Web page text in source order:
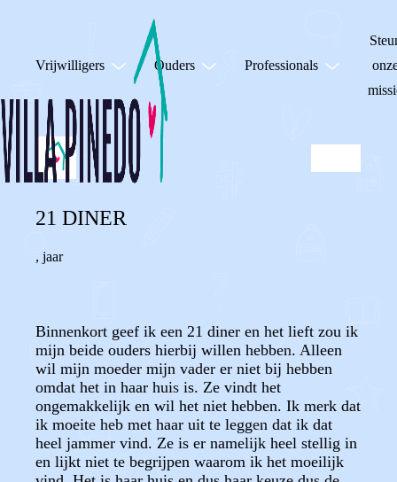
Vrijwilligers Ouders Professionals
21 DINER
, jaar
Binnenkort geef ik een 21 diner en het lieft zou ik
mijn beide ouders hierbij willen hebben. Alleen
wil mijn moeder mijn vader er niet bij hebben
omdat het in haar huis is. Ze vindt het
ongemakkelijk en wil het niet hebben. Ik merk dat
ik moeite heb met haar uit te leggen dat ik dat
heel jammer vind. Ze is er namelijk heel stellig in
en lijkt niet te begrijpen waarom ik het moeilijk